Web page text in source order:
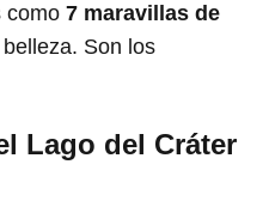
como 7 maravillas de
Son los
Lago del Cráter